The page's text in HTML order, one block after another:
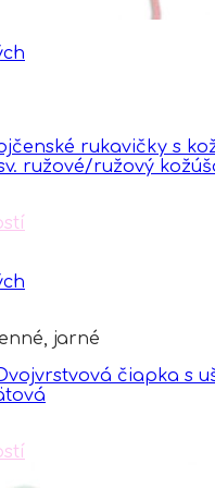
rukavičky s
ružové/ružový
jarné
čiapka s